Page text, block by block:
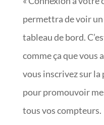
permettra de voir un
tableau de bord.
comme ça que vous
vous inscrivez sur
pour promouvoir
tous vos compteurs.